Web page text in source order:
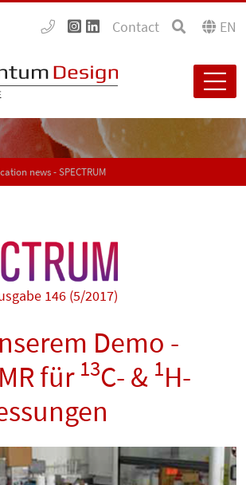
Contact EN
news - SPECTRUM
146 (5/2017)
Demo -
für 13C- & 1H-